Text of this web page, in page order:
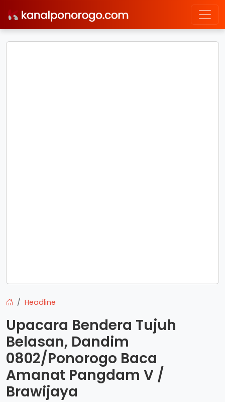
Headline
Upacara Bendera Tujuh
Belasan, Dandim
0802/Ponorogo Baca
Amanat Pangdam V /
Brawijaya